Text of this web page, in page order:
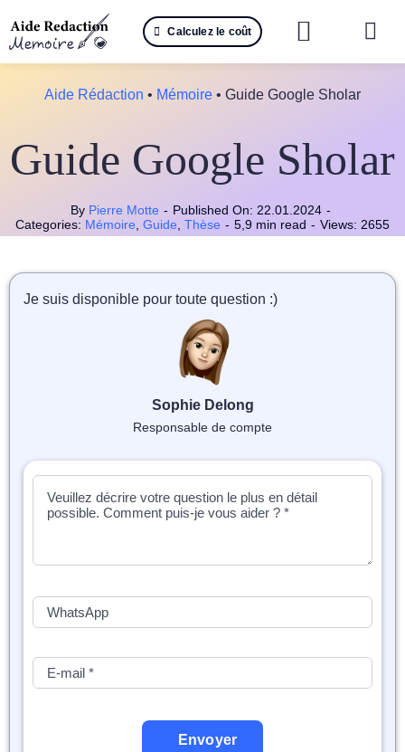
au
contenu
Calculez le coût
📚
📝
🎓
Aide Rédaction • Mémoire • Guide Google Sholar
Guide Google Sholar
By Pierre Motte - Published On: 22.01.2024 -
Categories: Mémoire Guide Thèse - 5,9 min read - Views: 2655
Je suis disponible pour toute question :)
Sophie Delong
Responsable de compte
Envoyer